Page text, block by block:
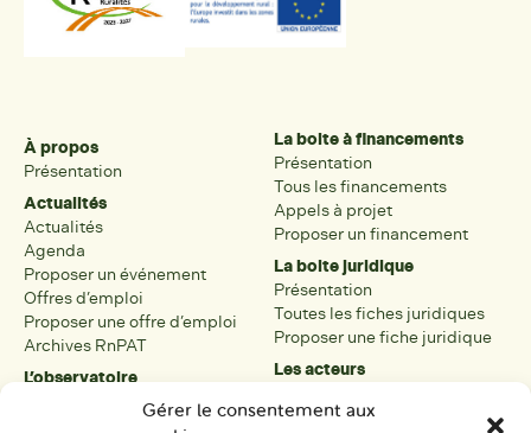
Gérer le consentement aux
À propos
Présentation
Actualités
Actualités
Agenda
Proposer un événement
Offres d’emploi
Proposer une offre d’emploi
Archives RnPAT
L’observatoire
Présentation de l’observatoire
La boite à financements
Présentation
Tous les financements
Appels à projet
Proposer un financement
La boite juridique
Présentation
Toutes les fiches juridiques
Proposer une fiche juridique
Les acteurs
Tous les acteurs